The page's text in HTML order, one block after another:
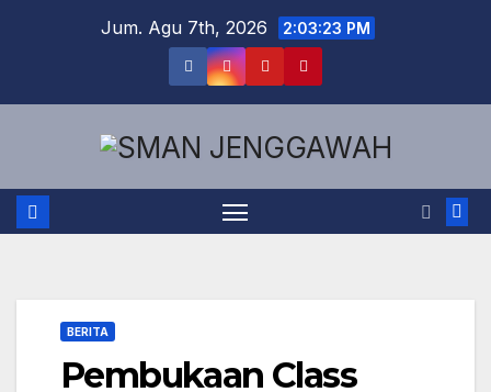
Jum. Agu 7th, 2026 2:03:24 PM
BERITA
Pembukaan Class